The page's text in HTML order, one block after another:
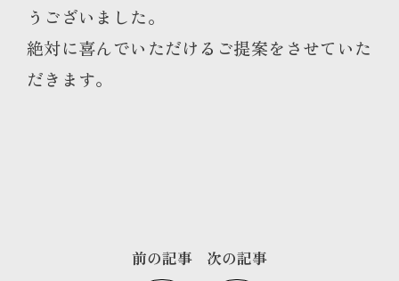
うございました。
絶対に喜んでいただけるご提案をさせていた
だきます。
前の記事 次の記事